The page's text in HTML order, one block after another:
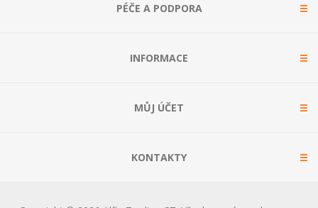
PÉČE A PODPORA
INFORMACE
MŮJ ÚČET
KONTAKTY